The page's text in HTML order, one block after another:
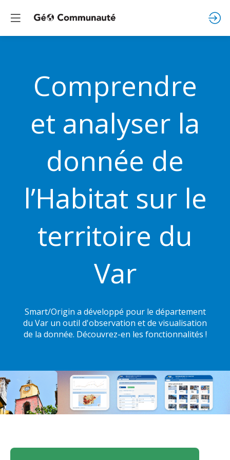
Comprendre
et analyser la
donnée de
l’Habitat sur le
territoire du
Var
Smart/Origin a développé pour le département
du Var un outil d'observation et de visualisation
de la donnée. Découvrez-en les fonctionnalités !